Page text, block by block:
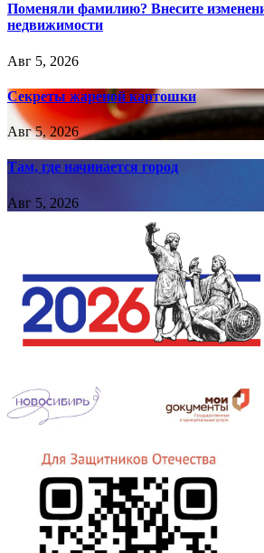
Поменяли фамилию? Внесите
недвижимости
Авг 5, 2026
Секреты жареной картошки
Авг 5, 2026
Там, где начинается город
Авг 5, 2026